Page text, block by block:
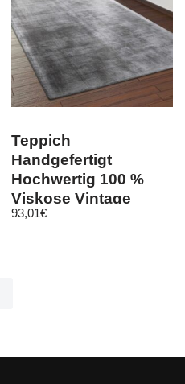
Teppich
Handgefertigt
Hochwertig 100 %
Viskose Vintage
Optisch Meliert In
93,01€